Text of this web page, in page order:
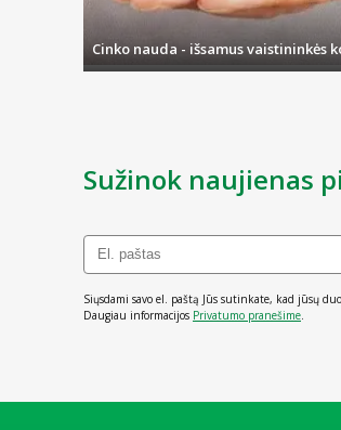
Cinko nauda - išsamus vaistininkės
Sužinok naujienas
Siųsdami savo el. paštą Jūs sutinkate, kad jūsų
Daugiau informacijos Privatumo pranešime